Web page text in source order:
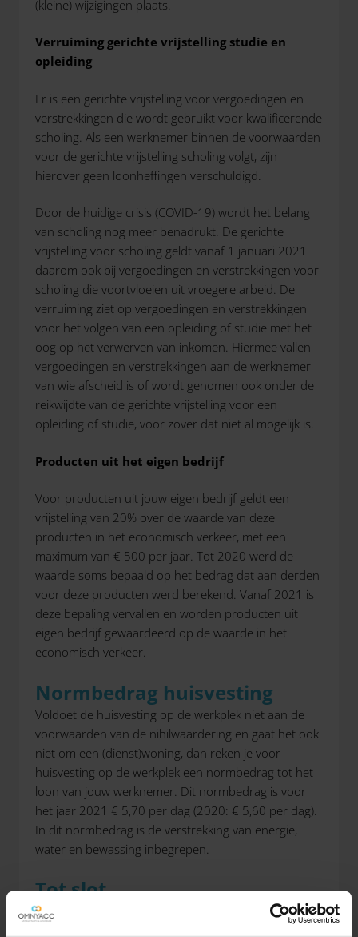
(kleine) wijzigingen plaats.
Verruiming gerichte vrijstelling studie en
opleiding
Er is een gerichte vrijstelling voor vergoedingen en
verstrekkingen die wordt gebruikt voor kwalificerende
scholing. Als een werknemer binnen de voorwaarden
voor de gerichte vrijstelling scholing volgt, zijn
hierover geen loonheffingen verschuldigd.
Door de huidige crisis (COVID-19) wordt het belang
van scholing nog meer benadrukt. De gerichte
vrijstelling voor scholing geldt vanaf 1 januari 2021
daarom ook bij vergoedingen en verstrekkingen voor
scholing die voortvloeien uit vroegere arbeid. De
verruiming ziet op vergoedingen en verstrekkingen
voor het volgen van een opleiding of studie met het
oog op het verwerven van inkomen. Hiermee vallen
vergoedingen en verstrekkingen aan de werknemer
van wie afscheid is of wordt genomen ook onder de
reikwijdte van de gerichte vrijstelling voor een
opleiding of studie, voor zover dat niet al mogelijk is.
Producten uit het eigen bedrijf
Voor producten uit jouw eigen bedrijf geldt een
vrijstelling van 20% over de waarde van deze
producten in het economisch verkeer, met een
maximum van € 500 per jaar. Tot 2020 werd de
waarde soms bepaald op het bedrag dat aan derden
voor deze producten werd berekend. Vanaf 2021 is
deze bepaling vervallen en worden producten uit
eigen bedrijf gewaardeerd op de waarde in het
economisch verkeer.
Normbedrag huisvesting
Voldoet de huisvesting op de werkplek niet aan de
voorwaarden van de nihilwaardering en gaat het ook
niet om een (dienst)woning, dan reken je voor
huisvesting op de werkplek een normbedrag tot het
loon van jouw werknemer. Dit normbedrag is voor
het jaar 2021 € 5,70 per dag (2020: € 5,60 per dag).
In dit normbedrag is de verstrekking van energie,
water en bewassing inbegrepen.
Tot slot
Lees ook onze andere artikelen van de lonenspecial.